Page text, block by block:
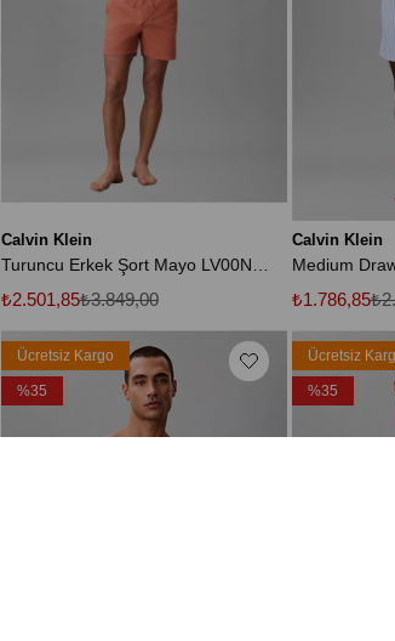
Calvin Klein
₺2.501,85₺3.849,00
Calvin Klein
₺1.786,85
Ücretsiz Kargo
%35
Ücretsiz
%35